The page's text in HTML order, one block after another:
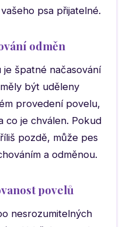
psa přijatelné.
odměn
špatné načasování
být uděleny
provedení povelu,
co je chválen. Pokud
pozdě, může pes
a odměnou.
povelů
nesrozumitelných